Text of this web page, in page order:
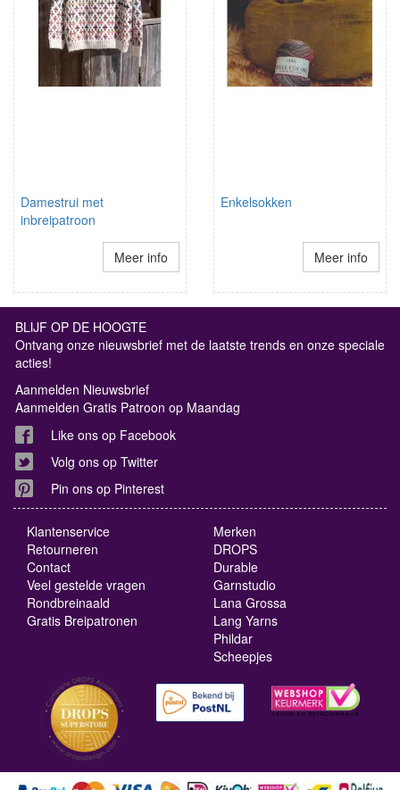
Damestrui met
inbreipatroon
Meer info
Enkelsokken
Meer info
BLIJF OP DE HOOGTE
Ontvang onze nieuwsbrief met de laatste trends en onze speciale
acties!
Aanmelden Nieuwsbrief
Aanmelden Gratis Patroon op Maandag
Like ons op Facebook
Volg ons op Twitter
Pin ons op Pinterest
Klantenservice
Retourneren
Contact
Veel gestelde vragen
Rondbreinaald
Gratis Breipatronen
Merken
DROPS
Durable
Garnstudio
Lana Grossa
Lang Yarns
Phildar
Scheepjes